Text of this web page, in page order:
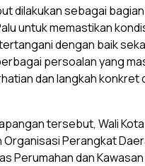
dilakukan sebagai
untuk memastikan
dengan baik
persoalan yang
dan langkah konkret
tersebut, Wali
Perangkat
Perumahan dan Kawasan